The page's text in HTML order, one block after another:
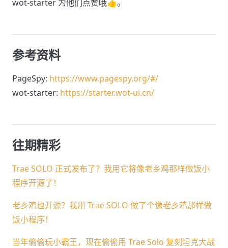
wot-starter 为他们点赞哦👍。
参考资料
PageSpy: https://www.pagespy.org/#/
wot-starter: https://starter.wot-ui.cn/
往期精彩
Trae SOLO 正式发布了？我用它将像老乡鸡那样做饭小
程序开源了！
老乡鸡也开源？我用 Trae SOLO 做了个像老乡鸡那样做
饭小程序！
当年偷偷玩小霸王，现在偷偷用 Trae Solo 复刻坦克大战